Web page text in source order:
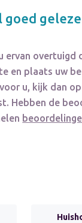
goed
ervan overtuigd
en plaats uw
u, kijk dan op
Hebben de